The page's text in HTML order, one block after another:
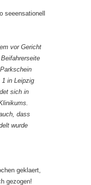
seeensationell
vor Gericht
in Leipzig
sich in
dass
wurde
geklaert,
gezogen!